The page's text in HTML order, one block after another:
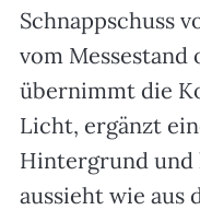
Schnappschuss
vom
übernimmt die
Licht, ergänzt
Hintergrund und
aussieht wie aus